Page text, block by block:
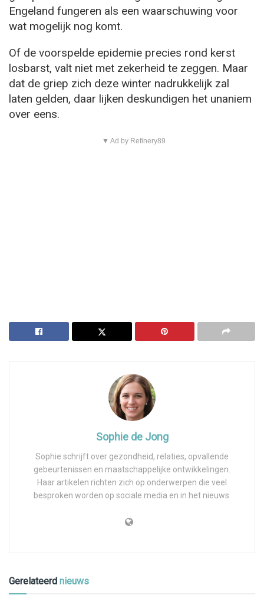
Engeland fungeren als een waarschuwing voor
wat mogelijk nog komt.
Of de voorspelde epidemie precies rond kerst
losbarst, valt niet met zekerheid te zeggen. Maar
dat de griep zich deze winter nadrukkelijk zal
laten gelden, daar lijken deskundigen het unaniem
over eens.
▼ Ad by Refinery89
Sophie de Jong
Sophie schrijft over gezondheid, relaties, opvallende
gebeurtenissen en maatschappelijke ontwikkelingen.
Haar artikelen richten zich op onderwerpen die veel
besproken worden op sociale media en in het nieuws.
Gerelateerd nieuws